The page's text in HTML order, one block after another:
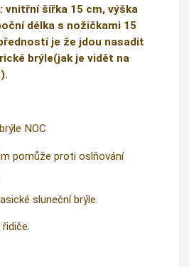
vnitřní šířka 15 cm, výška
délka s nožičkami 15
je že jdou nasadit
brýle(jak je vidět na
NOC
pomůže proti oslňování
sluneční brýle.
řidiče.